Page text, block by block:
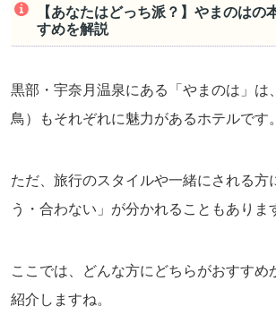
【あなたはどっち派？】やまのはの
すめを解説
黒部・宇奈月温泉にある「やまのは」は
鳥）もそれぞれに魅力があるホテルです。
ただ、旅行のスタイルや一緒にされる方
う・合わない」が分かれることもありま
ここでは、どんな方にどちらがおすすめ
紹介しますね。